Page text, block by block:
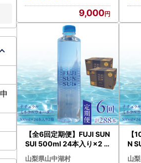
9,000
【全6回定期便】FUJI SUN
SUI 500ml 24本入り×2 Y
AQ002
山梨県山中湖村
【
N
山